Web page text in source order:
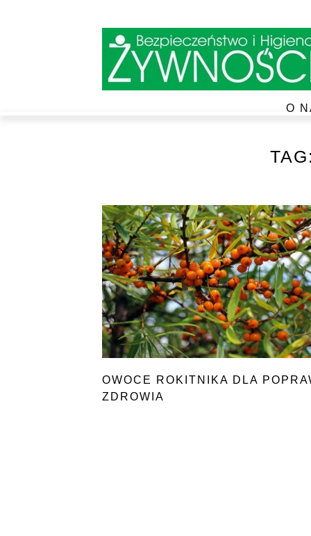
O
OWOCE ROKITNIKA DLA
ZDROWIA